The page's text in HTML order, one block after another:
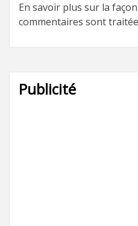
En savoir plus sur la
commentaires sont
Publicité